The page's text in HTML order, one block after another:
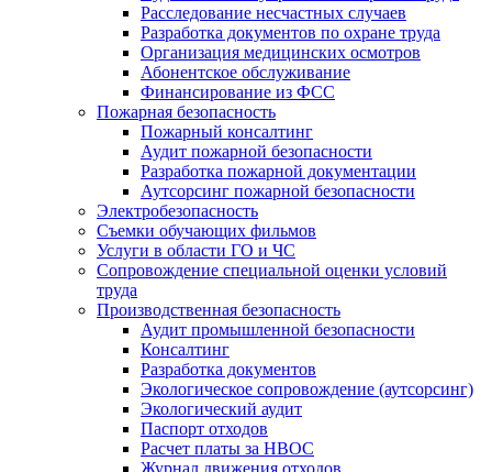
Расследование несчастных случаев
Разработка документов по охране труда
Организация медицинских осмотров
Абонентское обслуживание
Финансирование из ФСС
Пожарная безопасность
Пожарный консалтинг
Аудит пожарной безопасности
Разработка пожарной документации
Аутсорсинг пожарной безопасности
Электробезопасность
Съемки обучающих фильмов
Услуги в области ГО и ЧС
Сопровождение специальной оценки условий
труда
Производственная безопасность
Аудит промышленной безопасности
Консалтинг
Разработка документов
Экологическое сопровождение (аутсорсинг)
Экологический аудит
Паспорт отходов
Расчет платы за НВОС
Журнал движения отходов